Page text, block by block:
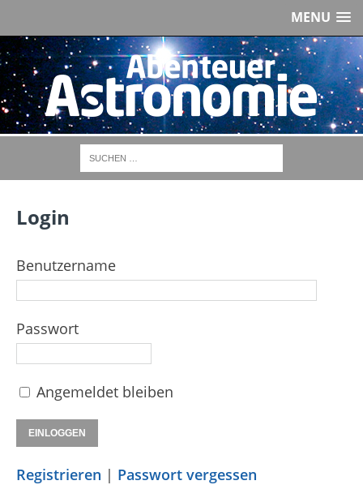
MENU
Login
Benutzername
Passwort
Angemeldet bleiben
Registrieren | Passwort vergessen